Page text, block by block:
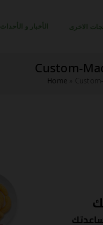
الأخبار و الأحداث الاخرى
Custom-
Home »